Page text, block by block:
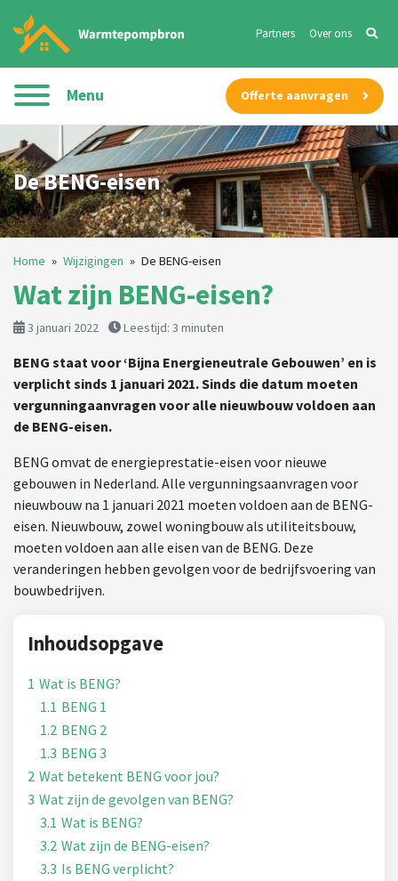
Partners Over ons
Menu Offerte aanvragen
De BENG-eisen
Home » Wijzigingen » De BENG-eisen
Wat zijn BENG-eisen?
3 januari 2022 Leestijd: 3 minuten
BENG staat voor ‘Bijna Energieneutrale Gebouwen’ en is
verplicht sinds 1 januari 2021. Sinds die datum moeten
vergunningaanvragen voor alle nieuwbouw voldoen aan
de BENG-eisen.
BENG omvat de energieprestatie-eisen voor nieuwe
gebouwen in Nederland. Alle vergunningsaanvragen voor
nieuwbouw na 1 januari 2021 moeten voldoen aan de BENG-
eisen. Nieuwbouw, zowel woningbouw als utiliteitsbouw,
moeten voldoen aan alle eisen van de BENG. Deze
veranderingen hebben gevolgen voor de bedrijfsvoering van
bouwbedrijven.
Inhoudsopgave
1 Wat is BENG?
1.1 BENG 1
1.2 BENG 2
1.3 BENG 3
2 Wat betekent BENG voor jou?
3 Wat zijn de gevolgen van BENG?
3.1 Wat is BENG?
3.2 Wat zijn de BENG-eisen?
3.3 Is BENG verplicht?